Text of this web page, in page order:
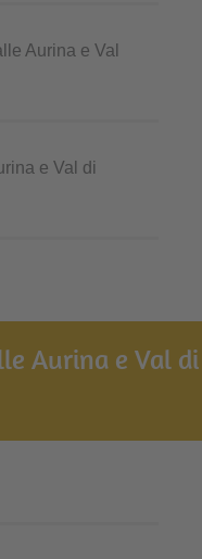
Aurina e Val
e Val di
Aurina e Val di